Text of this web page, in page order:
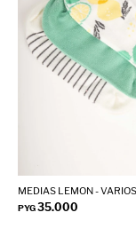
MEDIAS LEMON - VARIOS
PYG35.000